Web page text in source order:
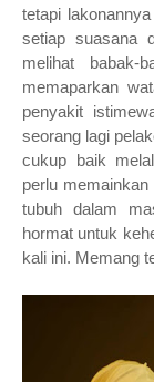
tetapi
setiap suasana
melihat
memaparkan
penyakit
seorang lagi
cukup baik
perlu
tubuh dalam
hormat untuk
kali ini. Memang